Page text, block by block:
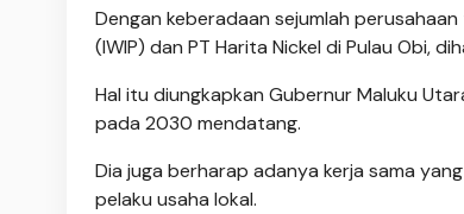
Dengan keberadaan sejumlah
(IWIP) dan PT Harita Nickel di Pulau Obi,
Hal itu diungkapkan Gubernur Maluku
pada 2030 mendatang.
Dia juga berharap adanya kerja sama
pelaku usaha lokal.